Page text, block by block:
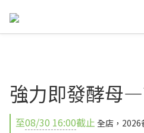
強力即發酵母
至08/30 16:00截止 全店，2026